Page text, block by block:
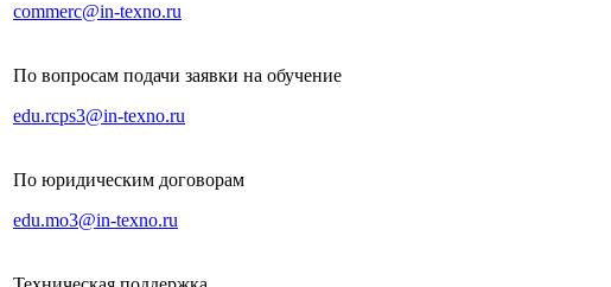
commerc@in-texno.ru
По вопросам подачи заявки на обучение
edu.rcps3@in-texno.ru
По юридическим договорам
edu.mo3@in-texno.ru